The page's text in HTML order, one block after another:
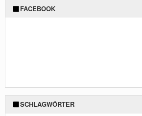
FACEBOOK
SCHLAGWÖRTER